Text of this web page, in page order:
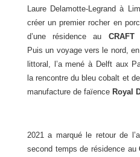
Laure Delamotte-Legrand à
créer un premier rocher en
d’une résidence au CRAFT
Puis un voyage vers le nord,
littoral, l’a mené à Delft aux
la rencontre du bleu cobalt et
manufacture de faïence Royal
2021 a marqué le retour de
second temps de résidence au